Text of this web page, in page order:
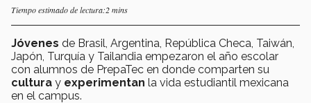
Tiempo estimado de lectura:2 mins
Jóvenes de Brasil, Argentina, República Checa, Taiwán,
Japón, Turquía y Tailandia empezaron el año escolar
con alumnos de PrepaTec en donde comparten su
cultura y experimentan la vida estudiantil mexicana
en el campus.